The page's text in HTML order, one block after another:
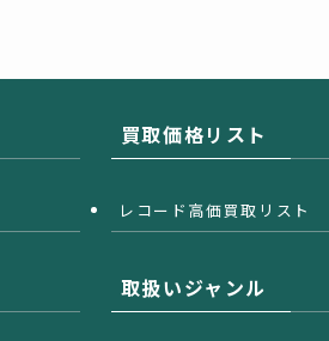
買取価格リスト
レコード高価買取リスト
取扱いジャンル